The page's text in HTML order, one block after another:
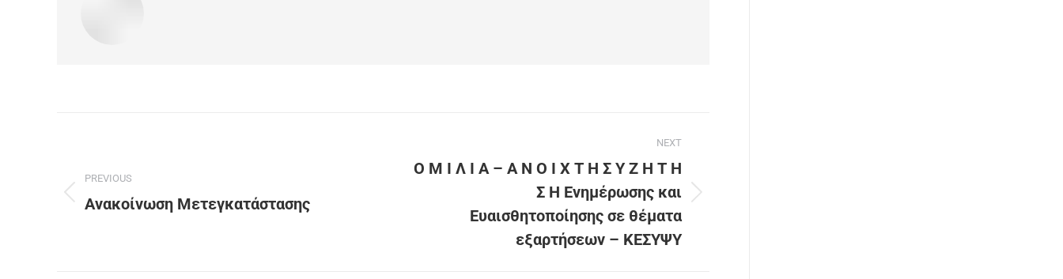
PREVIOUS
Ανακοίνωση Μετεγκατάστασης
NEXT
Ο Μ Ι Λ Ι Α – Α Ν Ο Ι Χ Τ Η Σ Υ Ζ Η Τ Η
Σ Η Ενημέρωσης και
Ευαισθητοποίησης σε θέματα
εξαρτήσεων – ΚΕΣΥΨΥ